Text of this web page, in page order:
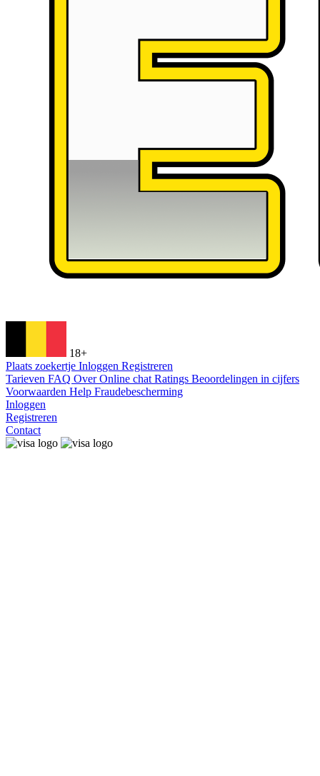
18+
Plaats zoekertje Inloggen Registreren
Tarieven FAQ OverOnline chat Ratings Beoordelingen in cijfers
Voorwaarden Help Fraudebescherming
Inloggen
Registreren
Contact